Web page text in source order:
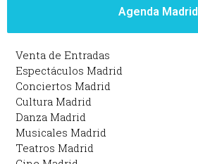
Agenda Madrid
Venta de Entradas
Espectáculos Madrid
Conciertos Madrid
Cultura Madrid
Danza Madrid
Musicales Madrid
Teatros Madrid